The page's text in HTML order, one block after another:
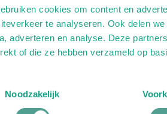
cookies om content en
te analyseren. Ook delen
adverteren en analyse. Deze
of die ze hebben verzameld op
Noodzakelijk